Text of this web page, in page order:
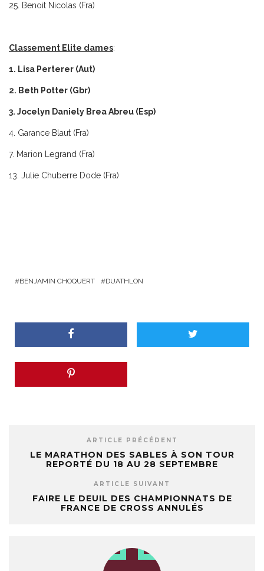
25. Benoit Nicolas (Fra)
Classement Elite dames:
1. Lisa Perterer (Aut)
2. Beth Potter (Gbr)
3. Jocelyn Daniely Brea Abreu (Esp)
4. Garance Blaut (Fra)
7. Marion Legrand (Fra)
13. Julie Chuberre Dode (Fra)
BENJAMIN CHOQUERT DUATHLON
ARTICLE PRÉCÉDENT
LE MARATHON DES SABLES À SON TOUR
REPORTÉ DU 18 AU 28 SEPTEMBRE
ARTICLE SUIVANT
FAIRE LE DEUIL DES CHAMPIONNATS DE
FRANCE DE CROSS ANNULÉS